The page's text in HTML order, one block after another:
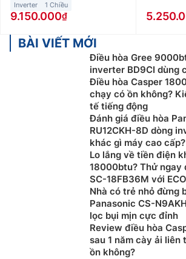
Inverter 1 Chiều
9.150.000
BÀI VIẾT MỚI
Điều hòa Gree
inverter BD9CI dùng
Điều hòa Casper
chạy có ồn không?
tế tiếng động
Đánh giá điều hòa
RU12CKH-8D dòng
khác gì máy cao cấp?
Lo lắng về tiền điện
18000btu? Thử ngay
SC-18FB36M với ECO
Nhà có trẻ nhỏ đừng
Panasonic CS-
lọc bụi mịn cực đỉnh
Review điều hòa
sau 1 năm cày ải liên
ồn không?